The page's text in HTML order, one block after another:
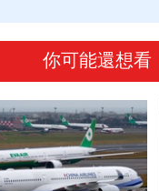
你可能還想看